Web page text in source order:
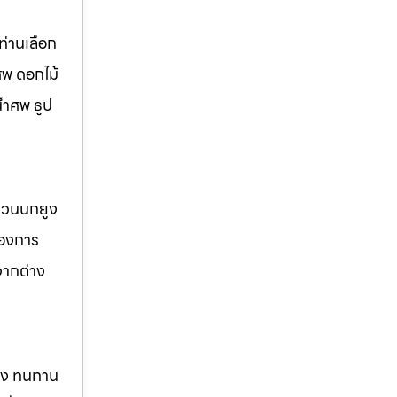
นเลือก
ดอกไม้
ศพ ธูป
นนกยูง
การ
กต่าง
ทนทาน